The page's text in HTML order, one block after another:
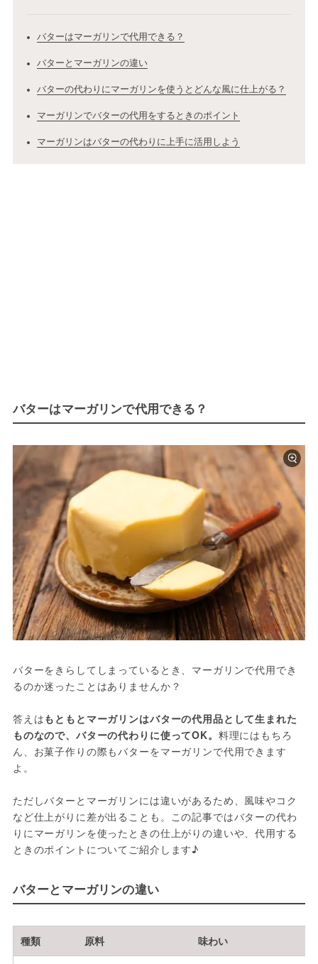
バターはマーガリンで代用できる？
バターとマーガリンの違い
バターの代わりにマーガリンを使うとどんな風に仕上がる？
マーガリンでバターの代用をするときのポイント
マーガリンはバターの代わりに上手に活用しよう
バターはマーガリンで代用できる？
バターをきらしてしまっているとき、マーガリンで代用でき
るのか迷ったことはありませんか？
答えはもともとマーガリンはバターの代用品として生まれた
ものなので、バターの代わりに使ってOK。 料理にはもちろ
ん、お菓子作りの際もバターをマーガリンで代用できます
よ。
ただしバターとマーガリンには違いがあるため、風味やコク
など仕上がりに差が出ることも。この記事ではバターの代わ
りにマーガリンを使ったときの仕上がりの違いや、代用する
ときのポイントについてご紹介します♪
バターとマーガリンの違い
種類 原料 味わい